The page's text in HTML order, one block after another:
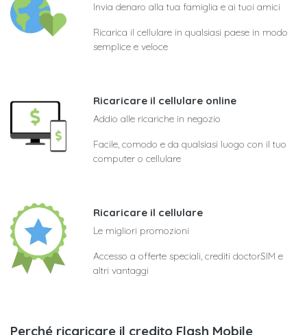
Invia denaro alla tua famiglia e ai tuoi amici
Ricarica il cellulare in qualsiasi paese in modo
semplice e veloce
Ricaricare il cellulare online
Addio alle ricariche in negozio
Facile, comodo e da qualsiasi luogo con il tuo
computer o cellulare
Ricaricare il cellulare
Le migliori promozioni
Accesso a offerte speciali, crediti doctorSIM e
altri vantaggi
Perché ricaricare il credito Flash Mobile